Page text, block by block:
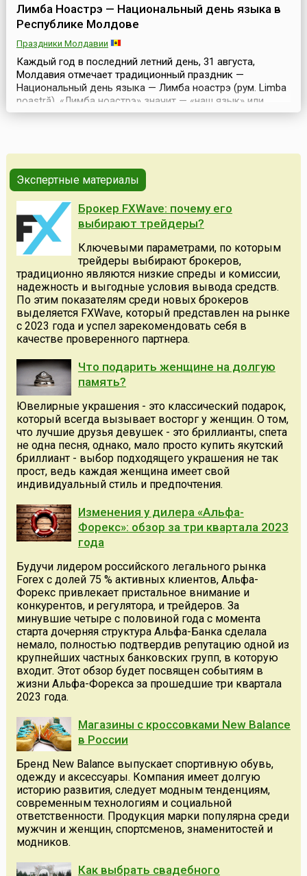
Лимба Ноастрэ — Национальный день языка в
Республике Молдове
Праздники Молдавии
Каждый год в последний летний день, 31 августа,
Молдавия отмечает традиционный праздник —
Национальный день языка — Лимба ноастрэ (рум. Limba
noastră). «Лимба ноастрэ» значит — «наш язык» или
«родной язык», и поводом к учреждению праздника
года. И с тех пор этот день является национальным
праздни...
Экспертные материалы
Брокер FXWave: почему его
выбирают трейдеры?
Ключевыми параметрами, по которым
трейдеры выбирают брокеров,
традиционно являются низкие спреды и комиссии,
надежность и выгодные условия вывода средств.
По этим показателям среди новых брокеров
выделяется FXWave, который представлен на рынке
с 2023 года и успел зарекомендовать себя в
качестве проверенного партнера.
Что подарить женщине на долгую
память?
Ювелирные украшения - это классический подарок,
который всегда вызывает восторг у женщин. О том,
что лучшие друзья девушек - это бриллианты, спета
не одна песня, однако, мало просто купить якутский
бриллиант - выбор подходящего украшения не так
прост, ведь каждая женщина имеет свой
индивидуальный стиль и предпочтения.
Изменения у дилера «Альфа-
Форекс»: обзор за три квартала 2023
года
Будучи лидером российского легального рынка
Forex с долей 75 % активных клиентов, Альфа-
Форекс привлекает пристальное внимание и
конкурентов, и регулятора, и трейдеров. За
минувшие четыре с половиной года с момента
старта дочерняя структура Альфа-Банка сделала
немало, полностью подтвердив репутацию одной из
крупнейших частных банковских групп, в которую
входит. Этот обзор будет посвящен событиям в
жизни Альфа-Форекса за прошедшие три квартала
2023 года.
Магазины с кроссовками New Balance
в России
Бренд New Balance выпускает спортивную обувь,
одежду и аксессуары. Компания имеет долгую
историю развития, следует модным тенденциям,
современным технологиям и социальной
ответственности. Продукция марки популярна среди
мужчин и женщин, спортсменов, знаменитостей и
модников.
Как выбрать свадебного